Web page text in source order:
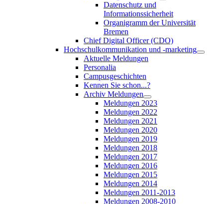
Datenschutz und
Informationssicherheit
Organigramm der Universität
Bremen
Chief Digital Officer (CDO)
Hochschulkommunikation und -marketing
Aktuelle Meldungen
Personalia
Campusgeschichten
Kennen Sie schon...?
Archiv Meldungen
Meldungen 2023
Meldungen 2022
Meldungen 2021
Meldungen 2020
Meldungen 2019
Meldungen 2018
Meldungen 2017
Meldungen 2016
Meldungen 2015
Meldungen 2014
Meldungen 2011-2013
Meldungen 2008-2010